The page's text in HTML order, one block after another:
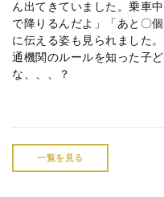
ん出てきていました。乗車
で降りるんだよ」「あと〇
に伝える姿も見られました
通機関のルールを知った子
な、、、？
一覧を見る